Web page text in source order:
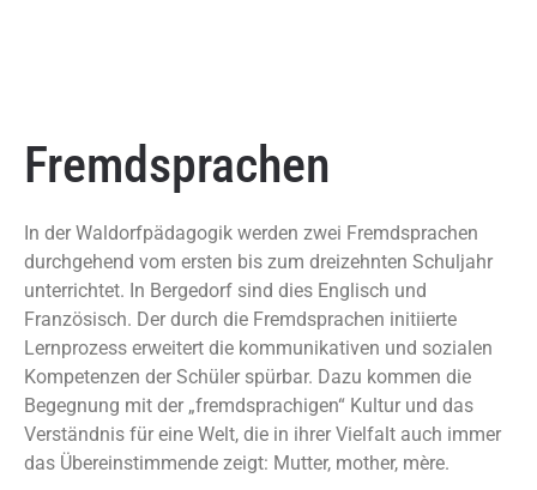
Fremdsprachen
In der Waldorfpädagogik werden zwei Fremdsprachen
durchgehend vom ersten bis zum dreizehnten Schuljahr
unterrichtet. In Bergedorf sind dies Englisch und
Französisch. Der durch die Fremdsprachen initiierte
Lernprozess erweitert die kommunikativen und sozialen
Kompetenzen der Schüler spürbar. Dazu kommen die
Begegnung mit der „fremdsprachigen“ Kultur und das
Verständnis für eine Welt, die in ihrer Vielfalt auch immer
das Übereinstimmende zeigt: Mutter, mother, mère.